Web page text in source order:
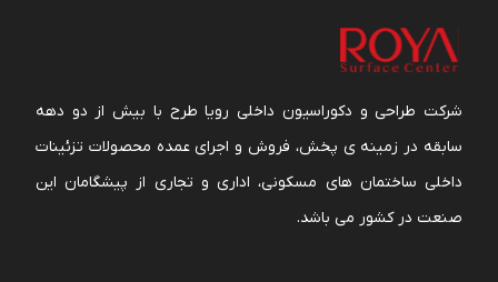
شرکت طراحی و دکوراسیون داخلی رویا طرح با بیش از دو دهه
سابقه در زمینه ی پخش، فروش و اجرای عمده محصولات تزئینات
داخلی ساختمان های مسکونی، اداری و تجاری از پیشگامان این
صنعت در کشور می باشد.